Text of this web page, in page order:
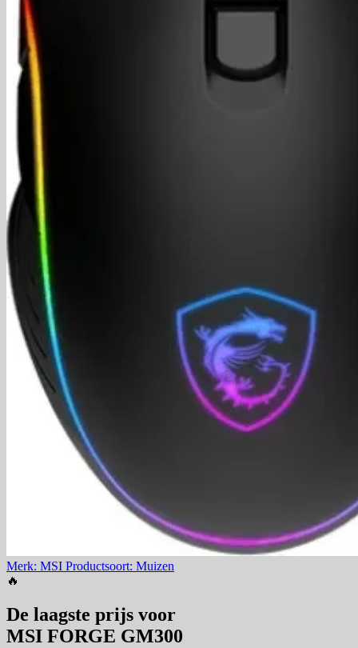
Merk: MSI Productsoort: Muizen
🔥
De laagste prijs voor
MSI FORGE GM300